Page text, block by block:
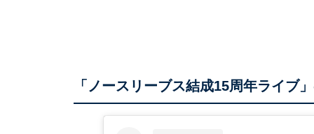
「ノースリーブス結成15周年ライブ